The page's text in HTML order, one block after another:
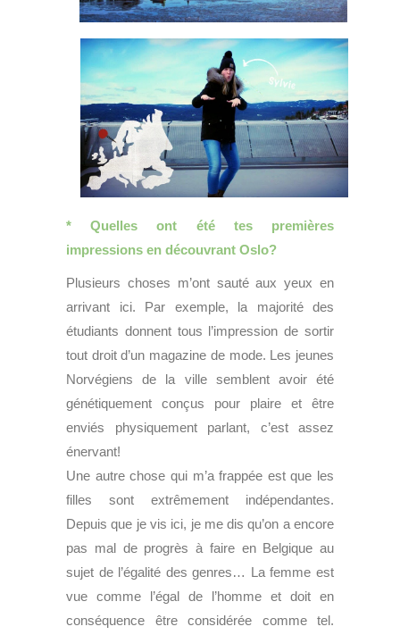
* Quelles ont été tes premières
impressions en découvrant Oslo?
Plusieurs choses m’ont sauté aux yeux en
arrivant ici. Par exemple, la majorité des
étudiants donnent tous l’impression de sortir
tout droit d’un magazine de mode. Les jeunes
Norvégiens de la ville semblent avoir été
génétiquement conçus pour plaire et être
enviés physiquement parlant, c’est assez
énervant!
Une autre chose qui m’a frappée est que les
filles sont extrêmement indépendantes.
Depuis que je vis ici, je me dis qu’on a encore
pas mal de progrès à faire en Belgique au
sujet de l’égalité des genres… La femme est
vue comme l’égal de l’homme et doit en
conséquence être considérée comme tel.